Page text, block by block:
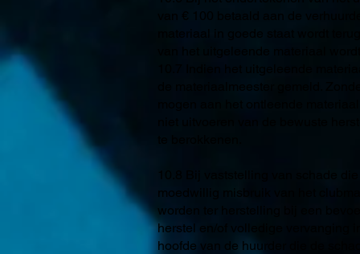
materiaal in goede staat wordt
moedwillig misbruik van het
worden ter herstelling bij een
herstel en/of volledige vervanging
hoofde van de huurder die de